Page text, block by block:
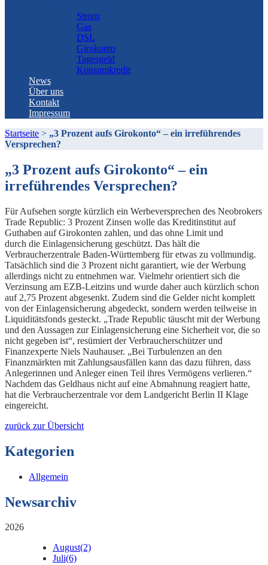
Strom
Gas
DSL
Girokonto
Tagesgeld
Konsumkredit
News
Über uns
Kontakt
Impressum
Startseite > „3 Prozent aufs Girokonto“ – ein irreführendes
Versprechen?
„3 Prozent aufs Girokonto“ – ein
irreführendes Versprechen?
Für Aufsehen sorgte kürzlich ein Werbeversprechen des Neobrokers
Trade Republic: 3 Prozent Zinsen wolle das Kreditinstitut auf
Guthaben auf Girokonten zahlen, und das ohne Limit und
durch die Einlagensicherung geschützt. Das hält die
Verbraucherzentrale Baden-Württemberg für etwas zu vollmundig.
Tatsächlich sind die 3 Prozent nicht garantiert, wie der Werbung
allerdings nicht zu entnehmen war. Vielmehr orientiert sich die
Verzinsung am EZB-Leitzins und wurde daher auch kürzlich schon
auf 2,75 Prozent abgesenkt. Zudem sind die Gelder nicht komplett
von der Einlagensicherung abgedeckt, sondern werden teilweise in
Liquiditätsfonds gesteckt. „Trade Republic täuscht mit der Werbung
und den Aussagen zur Einlagensicherung eine Sicherheit vor, die so
nicht gegeben ist“, resümiert der Verbraucherschützer und
Finanzexperte Niels Nauhauser. „Bei Turbulenzen an den
Finanzmärkten mit Zahlungsausfällen kann das dazu führen, dass
Anlegerinnen und Anleger einen Teil ihres Vermögens verlieren.“
Nachdem das Geldhaus nicht auf eine Abmahnung reagiert hatte,
hat die Verbraucherzentrale vor dem Landgericht Berlin II Klage
eingereicht.
zurück zur Übersicht
Kategorien
Allgemein
Newsarchiv
2026
August(2)
Juli(6)